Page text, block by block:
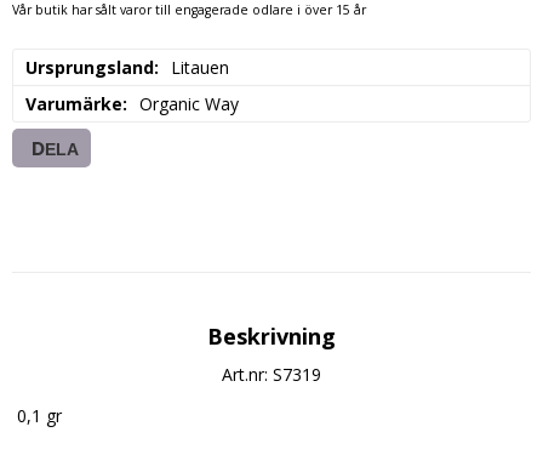
Vår butik har sålt varor till engagerade odlare i över 15 år
Ursprungsland
Litauen
Varumärke
Organic Way
DELA
Beskrivning
Art.nr: S7319